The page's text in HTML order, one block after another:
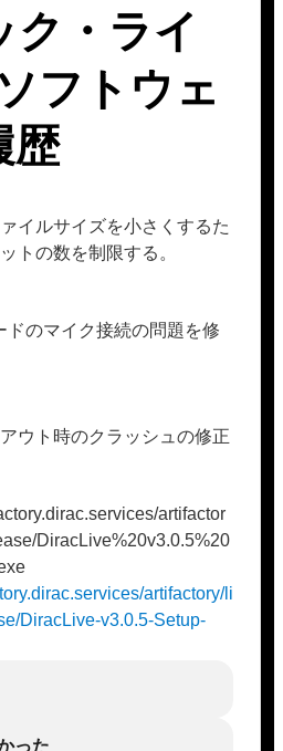
ク・ライ
フトウェ
歴
イルサイズを小さくするた
トの数を制限する。
ドのマイク接続の問題を修
ウト時のクラッシュの修正
artifactor
DiracLive%20v3.0.5%20
artifactory/li
DiracLive-v3.0.5-Setup-
った